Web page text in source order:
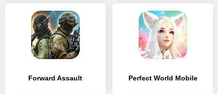
Forward Assault Perfect World Mobile